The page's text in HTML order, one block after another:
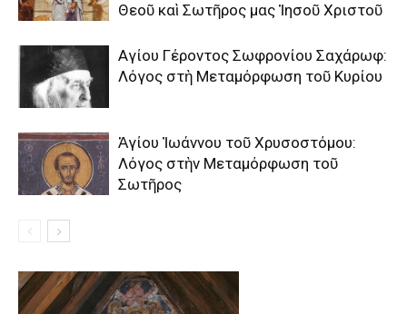
Θεοῦ καὶ Σωτῆρος μας Ἰησοῦ Χριστοῦ
Αγίου Γέροντος Σωφρονίου Σαχάρωφ:
Λόγος στὴ Μεταμόρφωση τοῦ Κυρίου
Ἁγίου Ἰωάννου τοῦ Χρυσοστόμου:
Λόγος στὴν Μεταμόρφωση τοῦ
Σωτῆρος